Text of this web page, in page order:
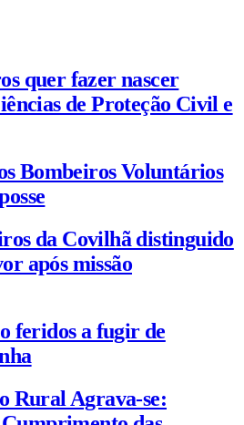
quer fazer nascer
de Proteção Civil e
Bombeiros Voluntários
da Covilhã distinguido
após missão
feridos a fugir de
Rural Agrava-se: